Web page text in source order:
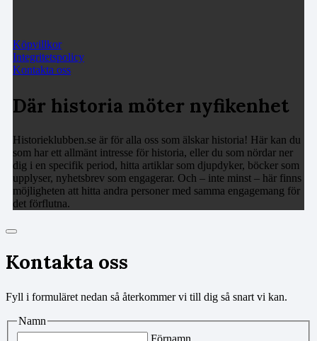
Köpvillkor
Integritetspolicy
Kontakta oss
Där historia möter nyfikenhet
Historieklubben.se är för alla oss som älskar historia! Här kan du
som har ett allmänt intresse för historia, eller du som nördar ner
dig i en specifik period, hitta artiklar som djupdyker, böcker som
upplyser, nyhetsbrev som engagerar. Och – inte minst – här finns
möjligheten att hitta andra personer med samma engagemang för
det förflutna.
Kontakta oss
Fyll i formuläret nedan så återkommer vi till dig så snart vi kan.
Namn
Förnamn